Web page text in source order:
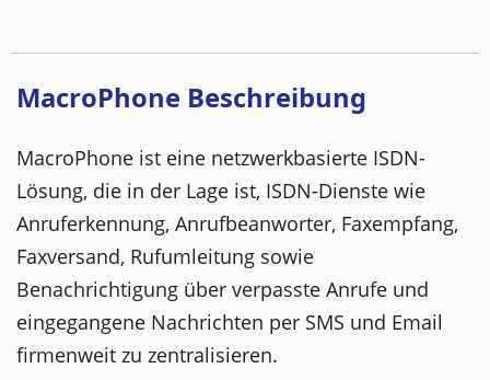
MacroPhone Beschreibung
MacroPhone ist eine netzwerkbasierte ISDN-
Lösung, die in der Lage ist, ISDN-Dienste wie
Anruferkennung, Anrufbeanworter, Faxempfang,
Faxversand, Rufumleitung sowie
Benachrichtigung über verpasste Anrufe und
eingegangene Nachrichten per SMS und Email
firmenweit zu zentralisieren.